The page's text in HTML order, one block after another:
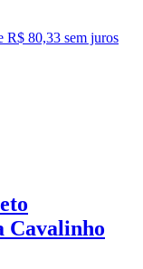
R$ 80,33 sem juros
Cavalinho